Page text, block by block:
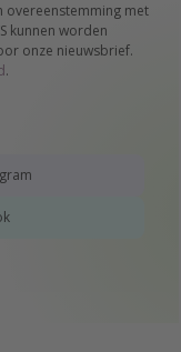
overeenstemming met
kunnen worden
onze nieuwsbrief.
.